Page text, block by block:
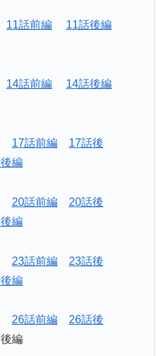
11話前編
11話後編
14話前編
14話後編
17話前編
17話後
編
20話前編
20話後
編
23話前編
23話後
編
26話前編
26話後
編